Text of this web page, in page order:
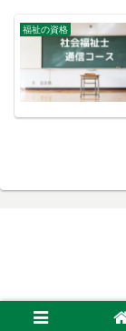
福祉の資格